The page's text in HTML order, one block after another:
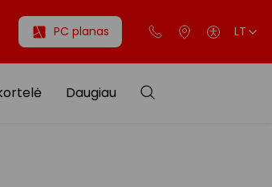
PC planas LT
Daugiau